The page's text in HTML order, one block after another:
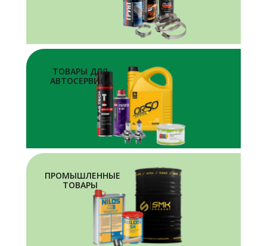
ТОВАРЫ ДЛЯ
АВТОСЕРВИСА
ПРОМЫШЛЕННЫЕ
ТОВАРЫ